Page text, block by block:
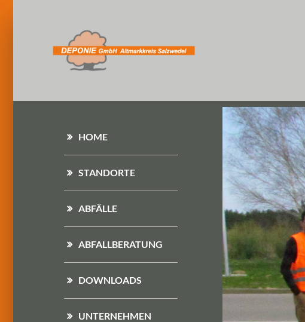
HOME
STANDORTE
ABFÄLLE
ABFALLBERATUNG
DOWNLOADS
UNTERNEHMEN